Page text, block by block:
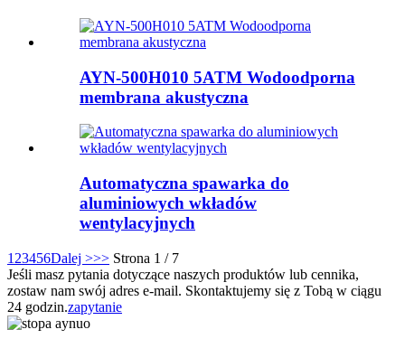
AYN-500H010 5ATM Wodoodporna
membrana akustyczna
Automatyczna spawarka do
aluminiowych wkładów
wentylacyjnych
1 23456Dalej >>> Strona 1 / 7
Jeśli masz pytania dotyczące naszych produktów lub cennika,
zostaw nam swój adres e-mail. Skontaktujemy się z Tobą w ciągu
24 godzin.zapytanie